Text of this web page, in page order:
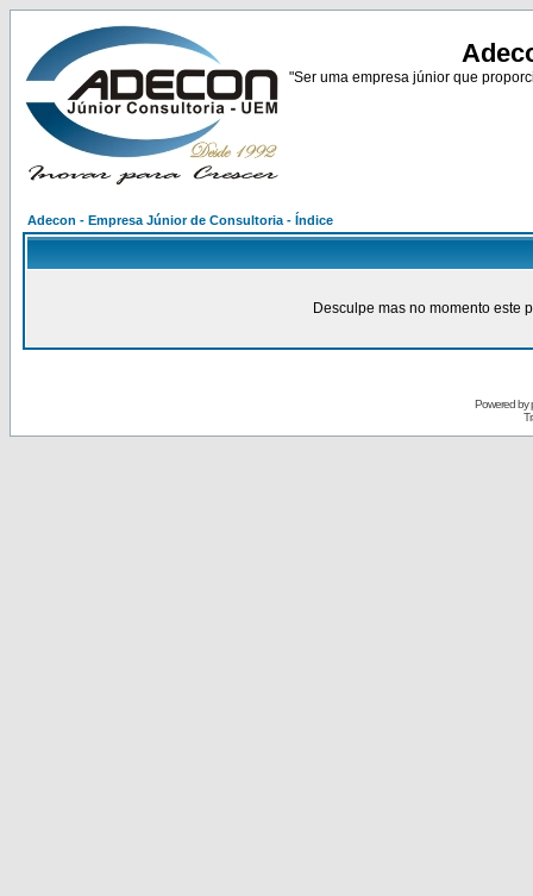
"Ser uma empresa júnior que
Adecon - Empresa Júnior de Consultoria - Índice
Desculpe mas no momento este
Powered by